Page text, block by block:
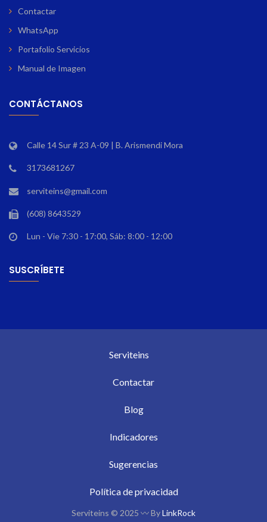
Contactar
WhatsApp
Portafolio Servicios
Manual de Imagen
CONTÁCTANOS
Calle 14 Sur # 23 A-09 | B. Arismendi Mora
3173681267
serviteins@gmail.com
(608) 8643529
Lun - Vie 7:30 - 17:00, Sáb: 8:00 - 12:00
SUSCRÍBETE
Serviteins
Contactar
Blog
Indicadores
Sugerencias
Política de privacidad
Serviteins © 2025 〰 ByLinkRock